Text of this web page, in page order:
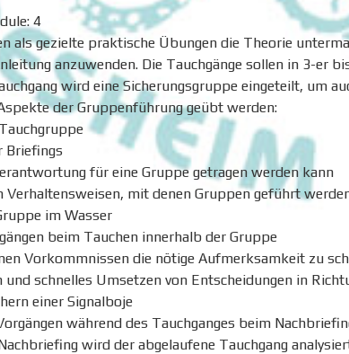
4
als gezielte praktische Übungen die Theorie
anzuwenden. Die Tauchgänge sollen in 3-er
wird eine Sicherungsgruppe eingeteilt, um
der Gruppenführung geübt werden:
Briefings
für eine Gruppe getragen werden kann
Verhaltensweisen, mit denen Gruppen geführt
im Wasser
beim Tauchen innerhalb der Gruppe
Vorkommnissen die nötige Aufmerksamkeit zu
schnelles Umsetzen von Entscheidungen in
einer Signalboje
während des Tauchganges beim
wird der abgelaufene Tauchgang